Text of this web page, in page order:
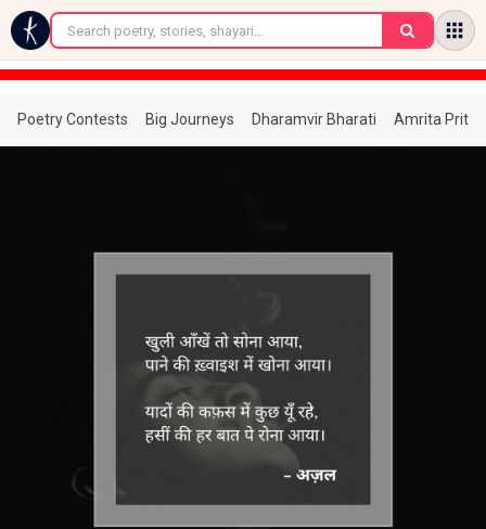
←
Poetry Contests Big Journeys Dharamvir Bharati Amrita